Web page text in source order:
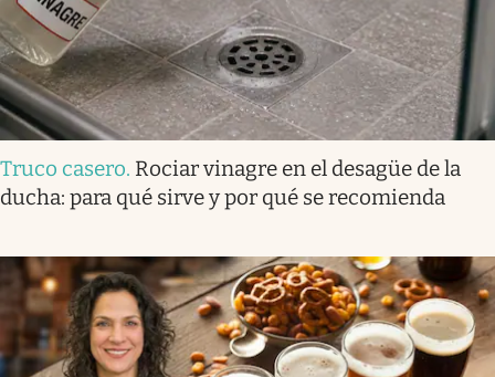
Truco casero. Rociar vinagre en el desagüe de la
ducha: para qué sirve y por qué se recomienda